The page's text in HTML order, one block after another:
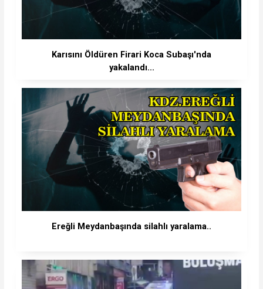
Karısını Öldüren Firari Koca Subaşı'nda
yakalandı...
Ereğli Meydanbaşında silahlı yaralama..